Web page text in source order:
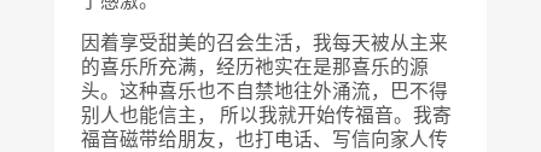
因着享受甜美的召会生活，我每天被从主来
的喜乐所充满，经历祂实在是那喜乐的源
头。这种喜乐也不自禁地往外涌流，巴不得
别人也能信主， 所以我就开始传福音。我寄
福音磁带给朋友，也打电话、写信向家人传